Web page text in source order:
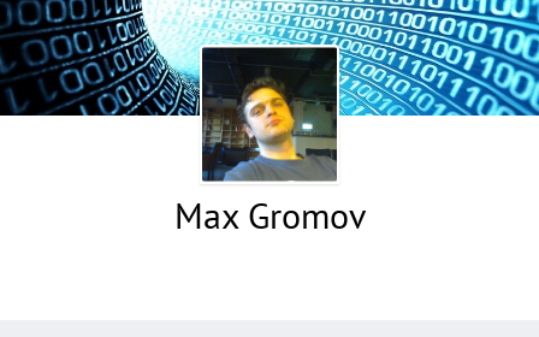
Max Gromov